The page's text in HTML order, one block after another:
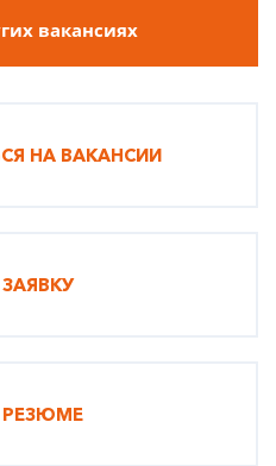
вакансиях
НА ВАКАНСИИ
РЕЗЮМЕ